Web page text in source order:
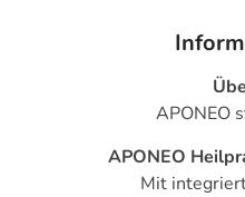
APONEO
APONEO
Mit